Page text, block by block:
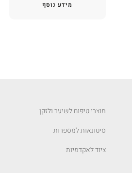
מידע נוסף
מוצרי טיפוח לשיער ולזקן
סיטונאות למספרות
ציוד לאקדמיות